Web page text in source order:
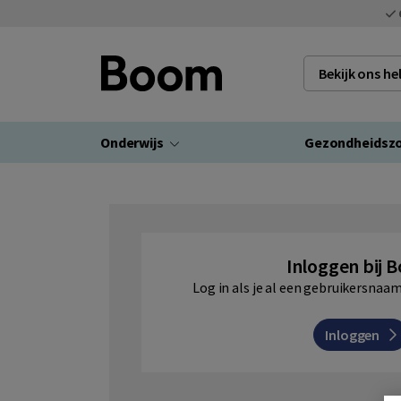
Bekijk ons
Onderwijs
Inloggen bij
Log in als je al een
Inloggen